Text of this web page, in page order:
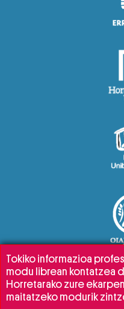
Tokiko informazioa
modu librean kontatzea
Horretarako zure
maitatzeko modurik